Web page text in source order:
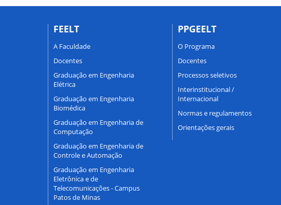
FEELT
A Faculdade
Docentes
Graduação em Engenharia
Elétrica
Graduação em Engenharia
Biomédica
Graduação em Engenharia de
Computação
Graduação em Engenharia de
Controle e Automação
Graduação em Engenharia
Eletrônica e de
Telecomunicações - Campus
Patos de Minas
PPGEELT
O Programa
Docentes
Processos seletivos
Interinstitucional /
Internacional
Normas e regulamentos
Orientações gerais